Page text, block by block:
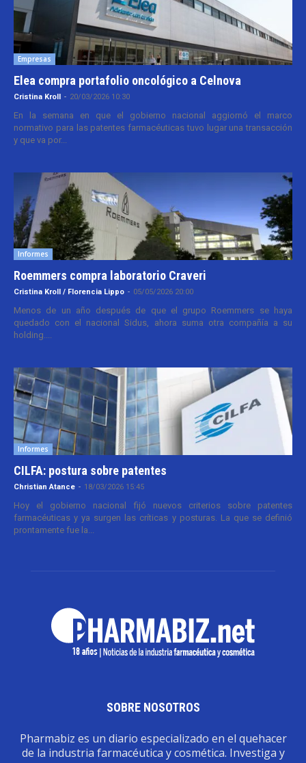
Empresas
Elea compra portafolio oncológico a Celnova
Cristina Kroll - 20/03/2026 10:30
En la semana en que el gobierno nacional aggiornó el marco
normativo para las patentes farmacéuticas tuvo lugar una transacción
y que va por...
Informes
Roemmers compra laboratorio Craveri
Cristina Kroll / Florencia Lippo - 05/05/2026 20:00
Menos de un año después de que el grupo Roemmers se haya
quedado con el nacional Sidus, ahora suma otra compañía a su
holding....
Informes
CILFA: postura sobre patentes
Christian Atance - 18/03/2026 15:45
Hoy el gobierno nacional fijó nuevos criterios sobre patentes
farmacéuticas y ya surgen las críticas y posturas. La que se definió
prontamente fue la...
SOBRE NOSOTROS
Pharmabiz es un diario especializado en el quehacer
de la industria farmacéutica y cosmética. Investiga y